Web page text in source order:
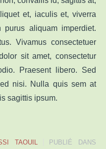
et, iaculis et, viverra
aliquam imperdiet.
Vivamus consectetuer
sit amet, consectetur
Praesent libero. Sed
nisi. Nulla quis sem at
sagittis ipsum.
TAOUIL
PUBLIÉ DANS